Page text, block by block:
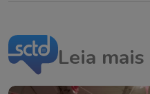
Leia mais